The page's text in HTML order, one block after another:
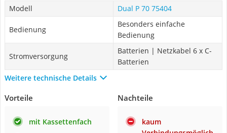
Modell Dual P 70 75404
Bedienung
Besonders einfache
Bedienung
Stromversorgung
Batterien | Netzkabel 6 x C-
Batterien
Weitere technische Details
Vorteile
mit Kassettenfach
Nachteile
kaum